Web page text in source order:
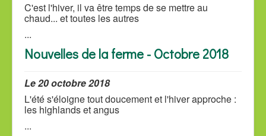
C'est l'hiver, il va être temps de se mettre au
chaud... et toutes les autres
...
Nouvelles de la ferme - Octobre 2018
Le 20 octobre 2018
L'été s'éloigne tout doucement et l'hiver approche :
les highlands et angus
...